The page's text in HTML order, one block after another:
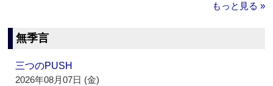
もっと見る »
無季言
三つのPUSH
2026年08月07日 (金)